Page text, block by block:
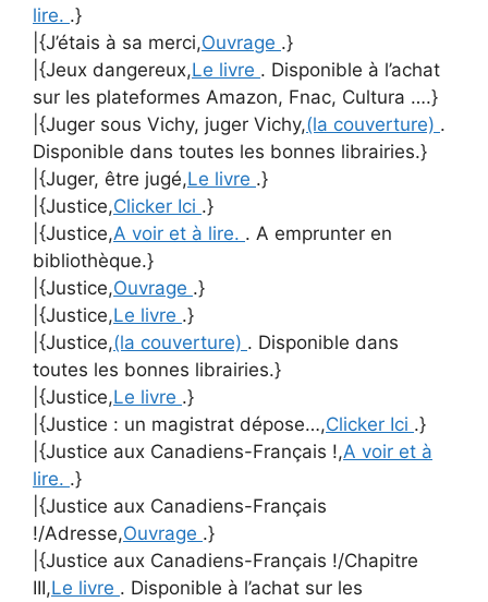
lire. .}
|{J’étais à sa merci,Ouvrage .}
|{Jeux dangereux,Le livre . Disponible à l’achat
sur les plateformes Amazon, Fnac, Cultura ….}
|{Juger sous Vichy, juger Vichy,(la couverture) .
Disponible dans toutes les bonnes librairies.}
|{Juger, être jugé,Le livre .}
|{Justice,Clicker Ici .}
|{Justice,A voir et à lire. . A emprunter en
bibliothèque.}
|{Justice,Ouvrage .}
|{Justice,Le livre .}
|{Justice,(la couverture) . Disponible dans
toutes les bonnes librairies.}
|{Justice,Le livre .}
|{Justice : un magistrat dépose…,Clicker Ici .}
|{Justice aux Canadiens-Français !,A voir et à
lire. .}
|{Justice aux Canadiens-Français
!/Adresse,Ouvrage .}
|{Justice aux Canadiens-Français !/Chapitre
III,Le livre . Disponible à l’achat sur les